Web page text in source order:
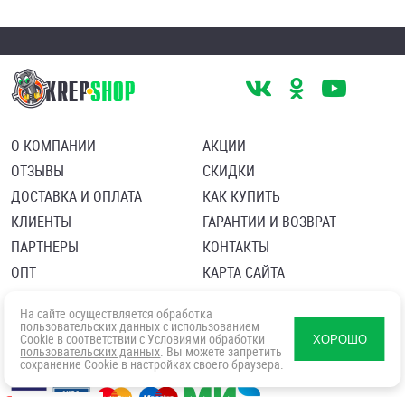
О КОМПАНИИ
ОТЗЫВЫ
ДОСТАВКА И ОПЛАТА
КЛИЕНТЫ
ПАРТНЕРЫ
ОПТ
АКЦИИ
СКИДКИ
КАК КУПИТЬ
ГАРАНТИИ И ВОЗВРАТ
КОНТАКТЫ
КАРТА САЙТА
Политика в отношении обработки персональных данных
Согласие посетителя сайта на обработку персональных данны
На сайте осуществляется обработка
пользовательских данных с использованием
Cookie в соответствии с Условиями обработки
пользовательских данных. Вы можете запретить
сохранение Cookie в настройках своего браузера.
ХОРОШО